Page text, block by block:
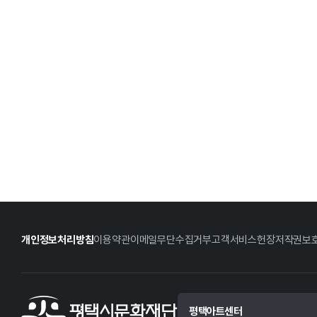
개인정보처리방침이용약관이메일무단수집거부고객서비스헌장저작권보
평택아트센터